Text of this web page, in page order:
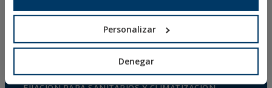
Personalizar
Denegar
PERFILERÍA Y SOPORTACIÓN
SISTEMAS DE INSTALACIÓN Y FIJACIONES PARA
PANELES SOLARES
VARILLA ROSCADA Y ACCESORIOS DE FIJACIÓN